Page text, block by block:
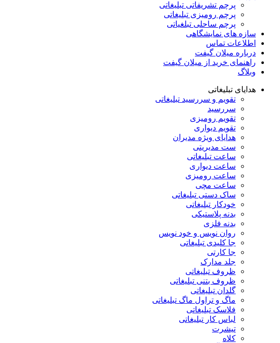
پرچم تشریفاتی تبلیغاتی
پرچم رومیزی تبلیغاتی
پرچم ساحلی تبلغیاتی
سازه های نمایشگاهی
اطلاعات تماس
درباره میلان گیفت
راهنمای خرید از میلان گیفت
وبلاگ
هدایای تبلیغاتی
تقویم و سررسید تبلیغاتی
سررسید
تقویم رومیزی
تقویم دیواری
هدایای ویژه مدیران
ست مدیریتی
ساعت تبلیغاتی
ساعت دیواری
ساعت رومیزی
ساعت مچی
ساک دستی تبلیغاتی
خودکار تبلیغاتی
بدنه پلاستیکی
بدنه فلزی
روان نویس و خود نویس
جا کلیدی تبلیغاتی
جا کارتی
جلد مدارک
ظروف تبلیغاتی
ظروف بتنی تبلیغاتی
گلدان تبلیغاتی
ماگ و تراول ماگ تبلیغاتی
فلاسک تبلیغاتی
لباس کار تبلیغاتی
تیشرت
کلاه